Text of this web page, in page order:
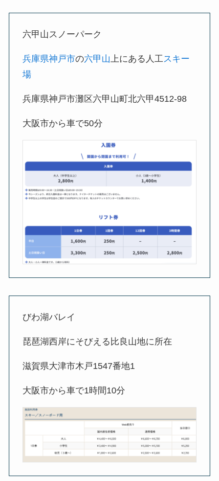
六甲山スノーパーク
兵庫県神戸市の六甲山 上にある人工 スキー
場
兵庫県神戸市灘区六甲山町北六甲4512-98
大阪市から車で50分
びわ湖バレイ
琵琶湖西岸にそびえる比良山地に所在
滋賀県大津市木戸1547番地1
大阪市から車で1時間10分